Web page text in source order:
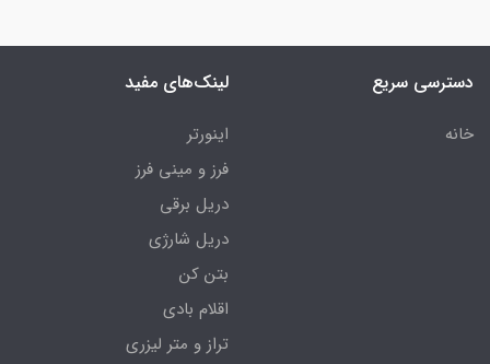
دسترسی سریع
خانه
لینک‌های مفید
اینورتر
فرز و مینی فرز
دریل برقی
دریل شارژی
بتن کن
اقلام بادی
تراز و متر لیزری